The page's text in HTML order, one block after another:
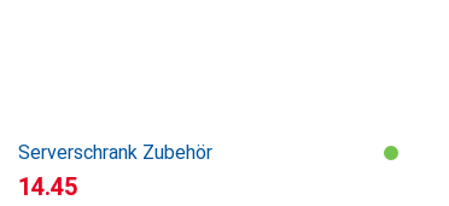
Serverschrank Zubehör
CHF
14.45